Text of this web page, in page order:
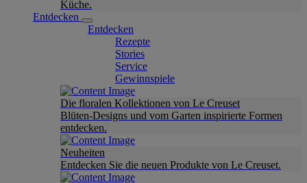
Küche.
Entdecken
Entdecken
Rezepte
Stories
Service
Gewinnspiele
Die floralen Kollektionen von Le Creuset
Blüten-Designs und vom Garten inspirierte Formen
entdecken.
Neuheiten
Entdecken Sie die neuen Produkte von Le Creuset.